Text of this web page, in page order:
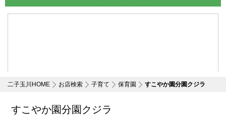
二子玉川HOME お店検索 子育て 保育園 すこやか園分園クジラ
すこやか園分園クジラ